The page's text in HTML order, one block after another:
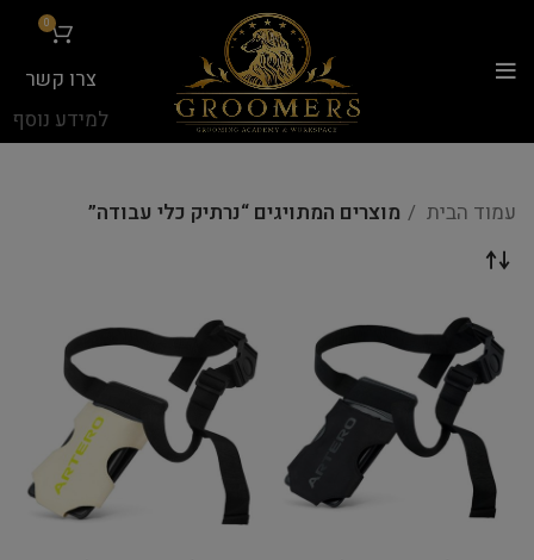
0
צרו קשר
למידע נוסף
עמוד הבית מוצרים המתויגים “נרתיק כלי עבודה”